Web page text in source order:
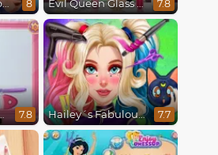
From Geek to Popular Girl 8 Evil Queen Glass Skin Routine #Influencer 7.8
7.8 Hailey´s Fabulous Hairstyle Challenge 7.7